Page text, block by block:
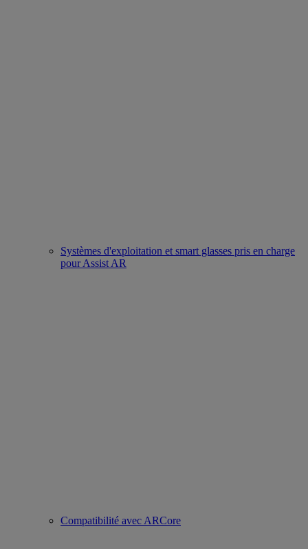
Systèmes d'exploitation et smart glasses pris en charge
pour Assist AR
Compatibilité avec ARCore